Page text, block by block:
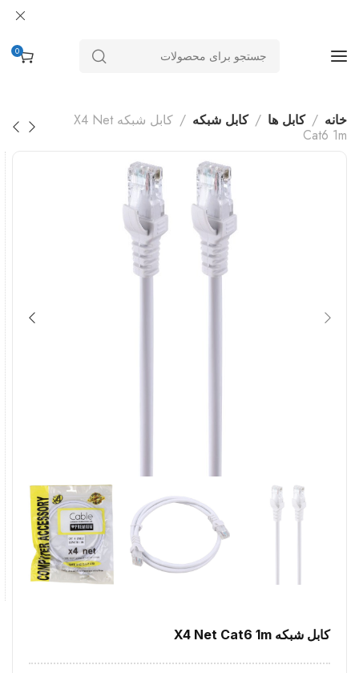
0
خانه کابل ها کابل شبکه
کابل شبکه X4 Net
Cat6 1m
کابل شبکه X4 Net Cat6 1m